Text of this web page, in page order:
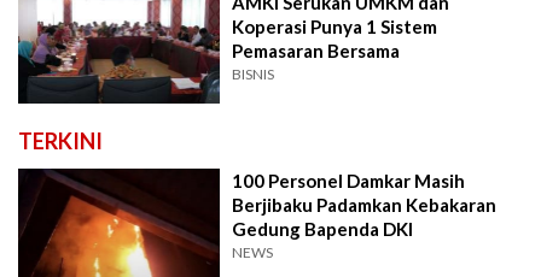
Koperasi Punya 1 Sistem
Pemasaran Bersama
BISNIS
TERKINI
100 Personel Damkar Masih
Berjibaku Padamkan Kebakaran
Gedung Bapenda DKI
NEWS